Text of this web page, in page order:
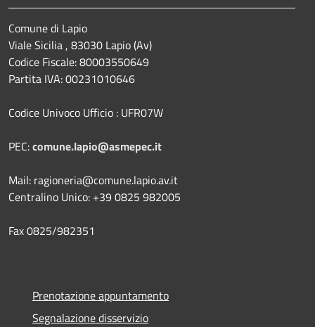
Comune di Lapio
Viale Sicilia , 83030 Lapio (Av)
Codice Fiscale: 80003550649
Partita IVA: 00231010646
Codice Univoco Ufficio : UFR07W
PEC:comune.lapio@asmepec.it
Mail: ragioneria@comune.lapio.av.it
Centralino Unico: +39 0825 982005
Fax 0825/982351
Prenotazione appuntamento
Segnalazione disservizio